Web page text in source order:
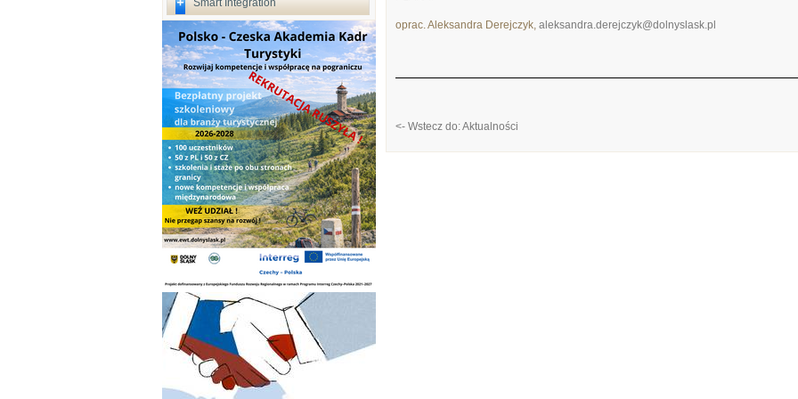
Smart Integration
oprac. Aleksandra Derejczyk, aleksandra.derejczyk@dolnyslask.pl
<- Wstecz do: Aktualności